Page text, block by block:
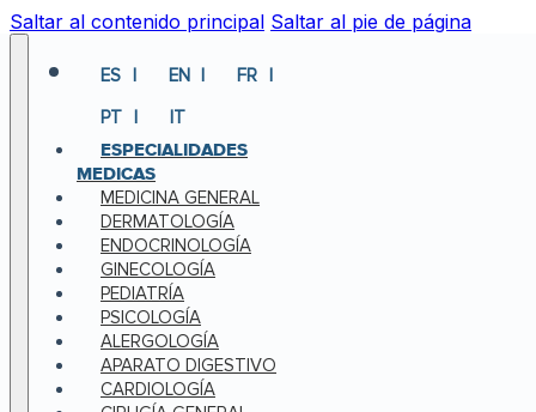
Saltar al contenido principal Saltar al pie de página
ES EN
FR
PT
IT
ESPECIALIDADES
MEDICAS
MEDICINA GENERAL
DERMATOLOGÍA
ENDOCRINOLOGÍA
GINECOLOGÍA
PEDIATRÍA
PSICOLOGÍA
ALERGOLOGÍA
APARATO DIGESTIVO
CARDIOLOGÍA